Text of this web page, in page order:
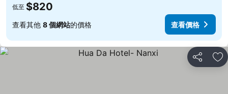
低至 $820
查看其他 8 個網站的價格 查看價格
分享 加